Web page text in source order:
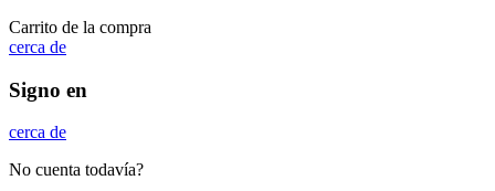
Carrito de la compra
cerca de
Signo en
cerca de
No cuenta todavía?